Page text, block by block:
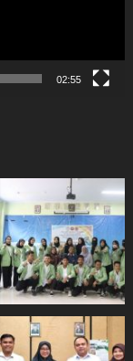
02:55